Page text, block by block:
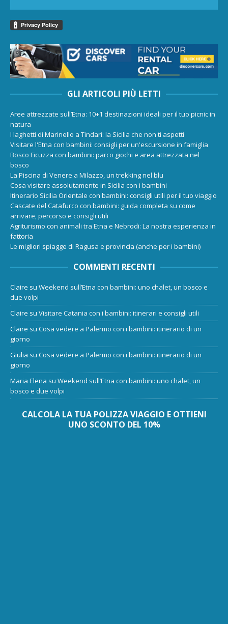
GLI ARTICOLI PIÙ LETTI
Aree attrezzate sull’Etna: 10+1 destinazioni ideali per il tuo picnic in
natura
I laghetti di Marinello a Tindari: la Sicilia che non ti aspetti
Visitare l'Etna con bambini: consigli per un'escursione in famiglia
Bosco Ficuzza con bambini: parco giochi e area attrezzata nel
bosco
La Piscina di Venere a Milazzo, un trekking nel blu
Cosa visitare assolutamente in Sicilia con i bambini
Itinerario Sicilia Orientale con bambini: consigli utili per il tuo viaggio
Cascate del Catafurco con bambini: guida completa su come
arrivare, percorso e consigli utili
Agriturismo con animali tra Etna e Nebrodi: La nostra esperienza in
fattoria
Le migliori spiagge di Ragusa e provincia (anche per i bambini)
COMMENTI RECENTI
Claire su Weekend sull’Etna con bambini: uno chalet, un bosco e
due volpi
Claire su Visitare Catania con i bambini: itinerari e consigli utili
Claire su Cosa vedere a Palermo con i bambini: itinerario di un
giorno
Giulia su Cosa vedere a Palermo con i bambini: itinerario di un
giorno
Maria Elena su Weekend sull’Etna con bambini: uno chalet, un
bosco e due volpi
CALCOLA LA TUA POLIZZA VIAGGIO E OTTIENI
UNO SCONTO DEL 10%